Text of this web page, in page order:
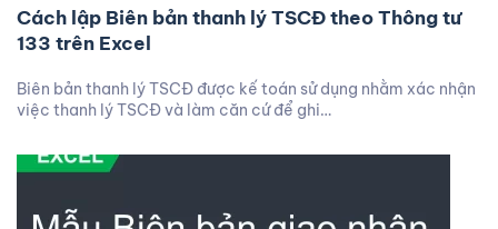
Cách lập Biên bản thanh lý TSCĐ theo Thông tư
133 trên Excel
Biên bản thanh lý TSCĐ được kế toán sử dụng nhằm xác nhận
việc thanh lý TSCĐ và làm căn cứ để ghi…